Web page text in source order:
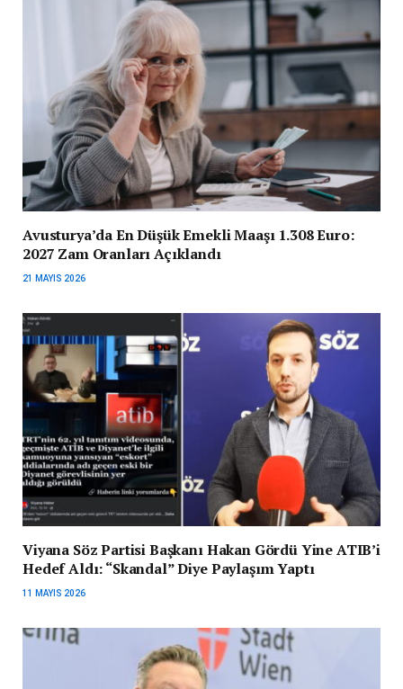
Avusturya’da En Düşük Emekli Maaşı 1.308 Euro:
2027 Zam Oranları Açıklandı
21 MAYIS 2026
Viyana Söz Partisi Başkanı Hakan Gördü Yine ATIB’i
Hedef Aldı: “Skandal” Diye Paylaşım Yaptı
11 MAYIS 2026